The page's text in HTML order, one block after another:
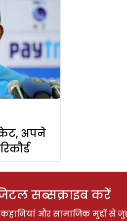
अपने
सब्सक्राइब करें
और सामाजिक मुद्दों से